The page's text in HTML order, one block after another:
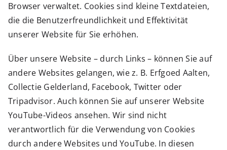
Browser verwaltet. Cookies sind kleine Textdateien,
die die Benutzerfreundlichkeit und Effektivität
unserer Website für Sie erhöhen.
Über unsere Website – durch Links – können Sie auf
andere Websites gelangen, wie z. B. Erfgoed Aalten,
Collectie Gelderland, Facebook, Twitter oder
Tripadvisor. Auch können Sie auf unserer Website
YouTube-Videos ansehen. Wir sind nicht
verantwortlich für die Verwendung von Cookies
durch andere Websites und YouTube. In diesen